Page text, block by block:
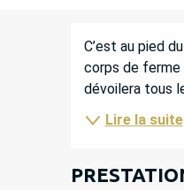
C’est au pied
corps de ferme
dévoilera tous
Lire la suite